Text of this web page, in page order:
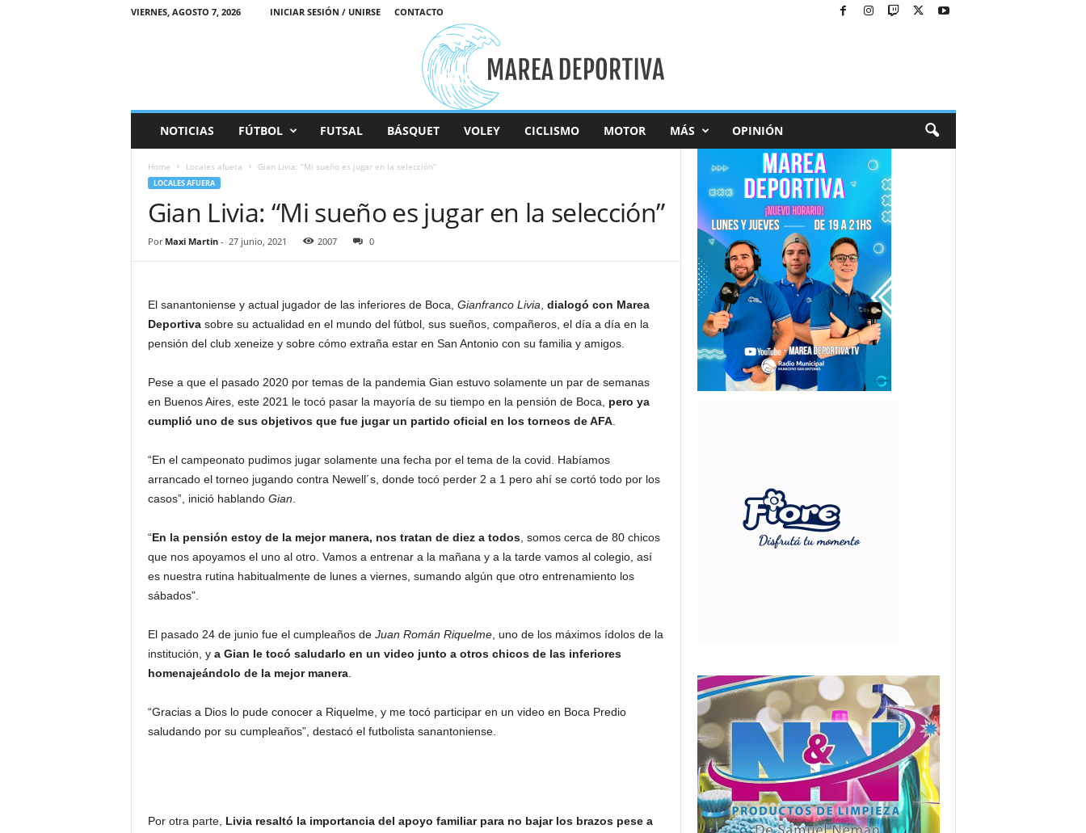
VIERNES, AGOSTO 7, 2026 INICIAR SESIÓN / UNIRSE CONTACTO
r
NOTICIAS FÚTBOL FUTSAL BÁSQUET VOLEY CICLISMO MOTOR MÁS OPINIÓN
Home Locales afuera Gian Livia: “Mi sueño es jugar en la selección”
LOCALES AFUERA
Gian Livia: “Mi sueño es jugar en la selección”
Por Maxi Martin- 27 junio, 2021 2007 0
El sanantoniense y actual jugador de las inferiores de Boca, Gianfranco Livia dialogó con Marea
Deportivasobre su actualidad en el mundo del fútbol, sus sueños, compañeros, el día a día en la
pensión del club xeneize y sobre cómo extraña estar en San Antonio con su familia y amigos.
Pese a que el pasado 2020 por temas de la pandemia Gian estuvo solamente un par de semanas
en Buenos Aires, este 2021 le tocó pasar la mayoría de su tiempo en la pensión de Boca, pero ya
cumplió uno de sus objetivos que fue jugar un partido oficial en los torneos de AFA.
“En el campeonato pudimos jugar solamente una fecha por el tema de la covid. Habíamos
arrancado el torneo jugando contra Newell´s, donde tocó perder 2 a 1 pero ahí se cortó todo por los
casos”, inició hablando Gian
“En la pensión estoy de la mejor manera, nos tratan de diez a todos, somos cerca de 80 chicos
que nos apoyamos el uno al otro. Vamos a entrenar a la mañana y a la tarde vamos al colegio, así
es nuestra rutina habitualmente de lunes a viernes, sumando algún que otro entrenamiento los
sábados”.
El pasado 24 de junio fue el cumpleaños deJuan Román Riquelme, uno de los máximos ídolos de la
institución, y a Gian le tocó saludarlo en un video junto a otros chicos de las inferiores
homenajeándolo de la mejor manera.
“Gracias a Dios lo pude conocer a Riquelme, y me tocó participar en un video en Boca Predio
saludando por su cumpleaños”, destacó el futbolista sanantoniense.
Por otra parte, Livia resaltó la importancia del apoyo familiar para no bajar los brazos pese a